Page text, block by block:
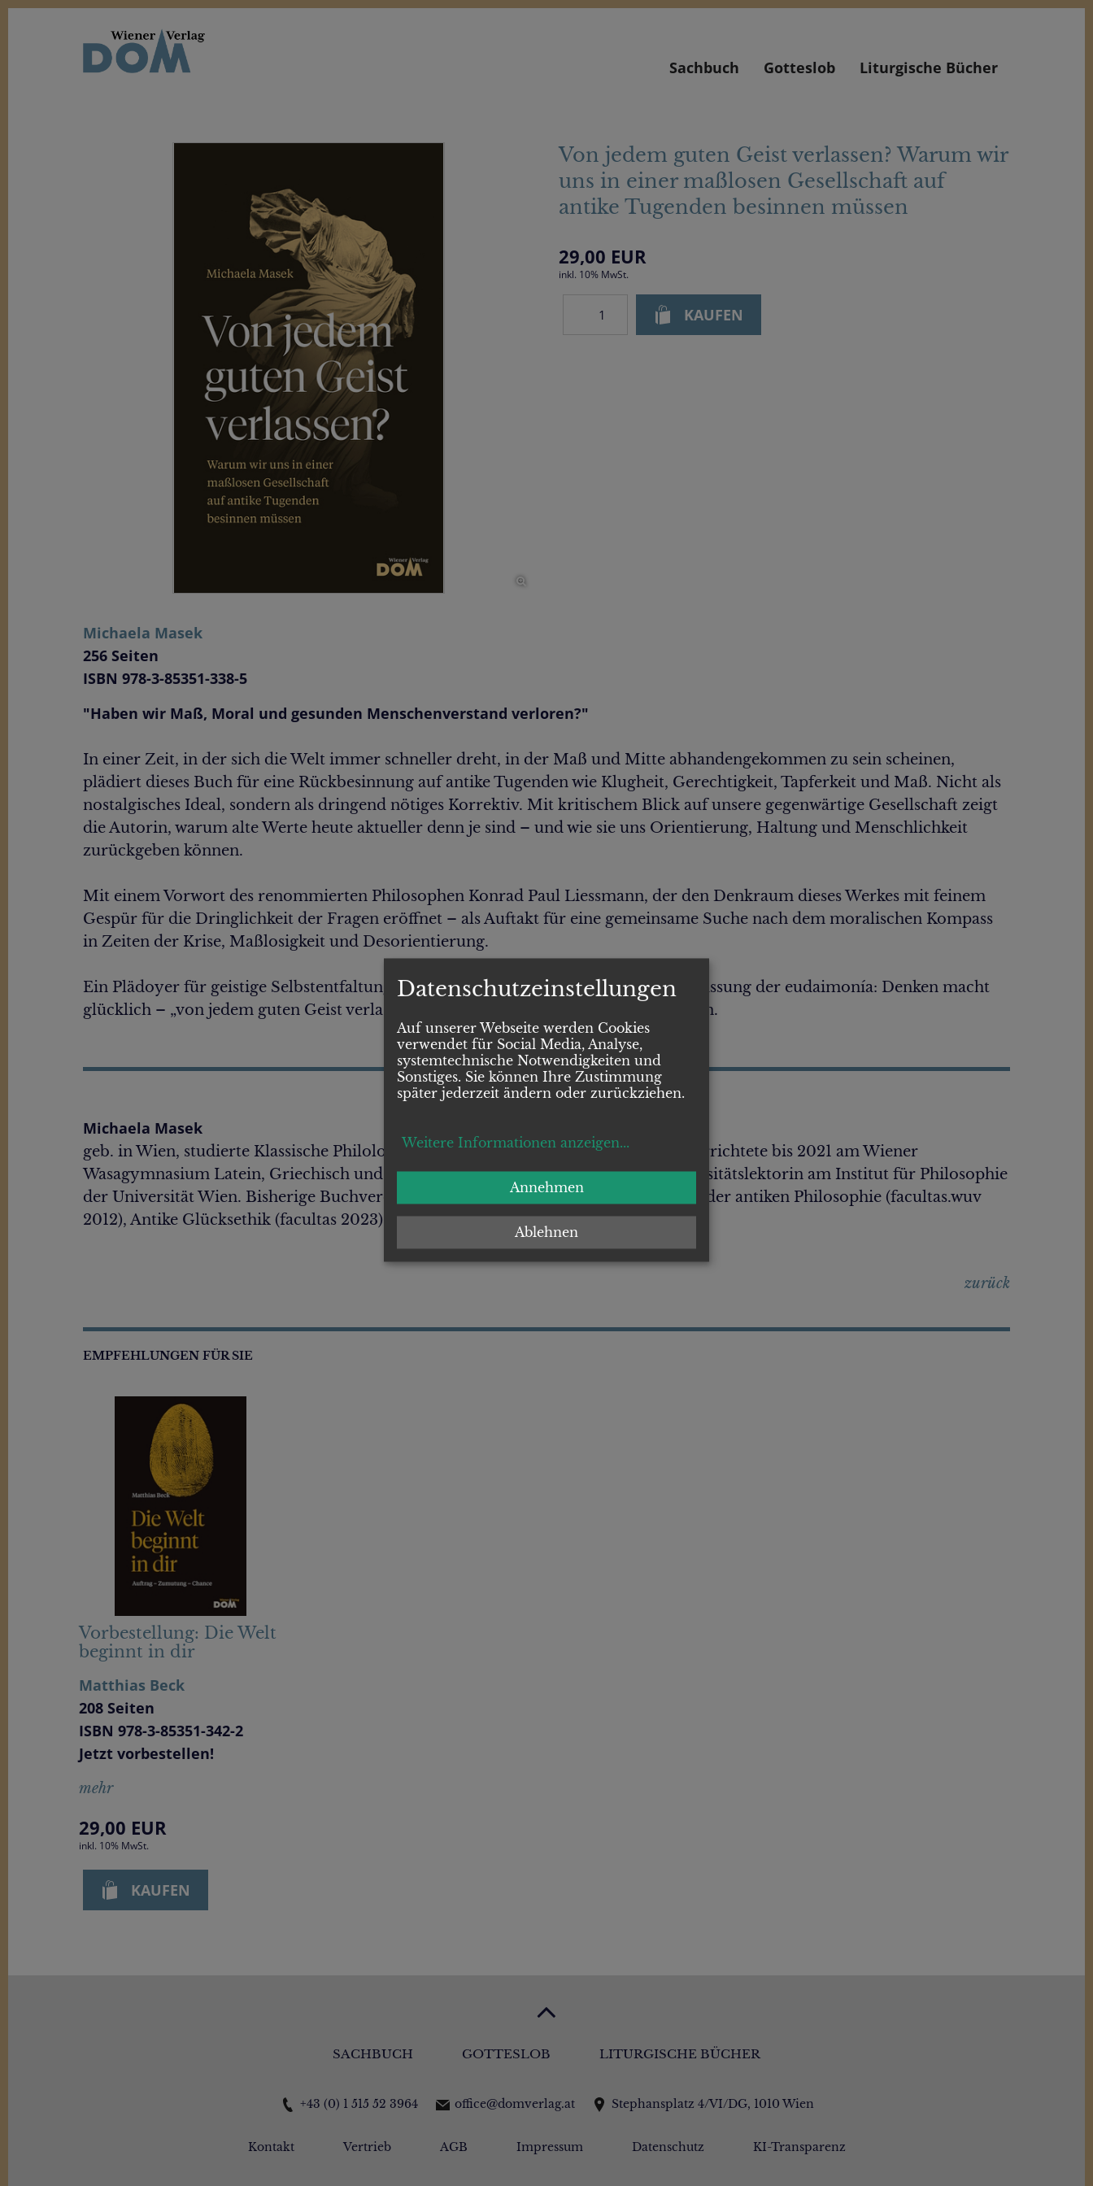
Sachbuch Gotteslob Liturgische Bücher
Von jedem guten Geist verlassen? Warum wir
uns in einer maßlosen Gesellschaft auf
antike Tugenden besinnen müssen
29,00 EUR
inkl. 10% MwSt.
Michaela Masek
256 Seiten
ISBN 978-3-85351-338-5
"Haben wir Maß, Moral und gesunden Menschenverstand verloren?"
In einer Zeit, in der sich die Welt immer schneller dreht, in der Maß und Mitte abhandengekommen zu sein scheinen,
plädiert dieses Buch für eine Rückbesinnung auf antike Tugenden wie Klugheit, Gerechtigkeit, Tapferkeit und Maß. Nicht als
nostalgisches Ideal, sondern als dringend nötiges Korrektiv. Mit kritischem Blick auf unsere gegenwärtige Gesellschaft zeigt
die Autorin, warum alte Werte heute aktueller denn je sind – und wie sie uns Orientierung, Haltung und Menschlichkeit
zurückgeben können.
Mit einem Vorwort des renommierten Philosophen Konrad Paul Liessmann, der den Denkraum dieses Werkes mit feinem
Gespür für die Dringlichkeit der Fragen eröffnet – als Auftakt für eine gemeinsame Suche nach dem moralischen Kompass
in Zeiten der Krise, Maßlosigkeit und Desorientierung.
Ein Plädoyer für geistige Selbstentfaltung! – Ganz im Sinne der aristotelischen Auffassung der eudaimonía: Denken macht
glücklich – „von jedem guten Geist verlassen“ kann keine Option für die Zukunft sein.
Michaela Masek
geb. in Wien, studierte Klassische Philologie, Psychologie und Philosophie und unterrichtete bis 2021 am Wiener
Wasagymnasium Latein, Griechisch und Psychologie/Philosophie. Seit 2002 Universitätslektorin am Institut für Philosophie
der Universität Wien. Bisherige Buchveröffentlichungen/Publikationen: Geschichte der antiken Philosophie (facultas.wuv
2012), Antike Glücksethik (facultas 2023)
zurück
EMPFEHLUNGEN FÜR SIE
Vorbestellung: Die Welt
beginnt in dir
Matthias Beck
208 Seiten
ISBN 978-3-85351-342-2
Jetzt vorbestellen!
mehr
29,00 EUR
inkl. 10% MwSt.
SACHBUCH GOTTESLOB LITURGISCHE BÜCHER
+43 (0) 1 515 52 3964 office@domverlag.at Stephansplatz 4/VI/DG, 1010 Wien
Kontakt Vertrieb AGB Impressum Datenschutz KI-Transparenz
Datenschutzeinstellungen
Auf unserer Webseite werden Cookies
verwendet für Social Media, Analyse,
systemtechnische Notwendigkeiten und
Sonstiges. Sie können Ihre Zustimmung
später jederzeit ändern oder zurückziehen.
Weitere Informationen anzeigen...
Ablehnen
Annehmen